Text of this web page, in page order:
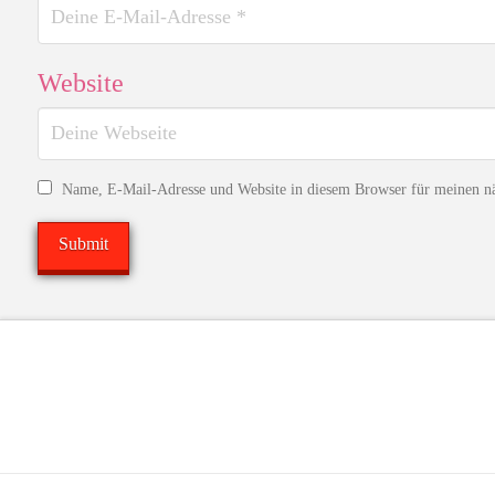
Website
Name, E-Mail-Adresse und Website in diesem Browser für meinen